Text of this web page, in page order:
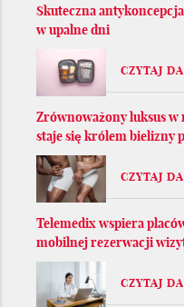
Skuteczna
w upalne dni
CZYTAJ
Zrównoważony luksus w
staje się królem bielizny
CZYTAJ
Telemedix wspiera
mobilnej rezerwacji
CZYTAJ